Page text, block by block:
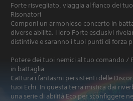
Forte risvegliato, viaggia al fianco dei
Risonatori
Componi un armonioso concerto in
diverse abilità. I loro Forte esclusivi
distintive e saranno i tuoi punti di forza
Potere dei tuoi nemici al tuo comando /
in battaglia
Cattura i fantasmi persistenti delle
tuoi Echi. In questa terra mistica dai
una serie di abilità Eco per sconfiggere